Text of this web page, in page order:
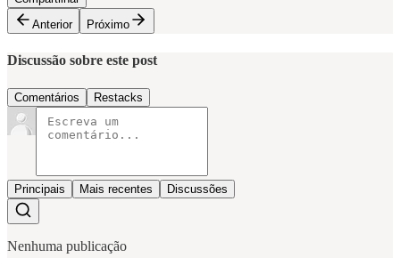
Anterior
Próximo
Discussão sobre este post
Comentários Restacks
Principais Mais recentes Discussões
Nenhuma publicação